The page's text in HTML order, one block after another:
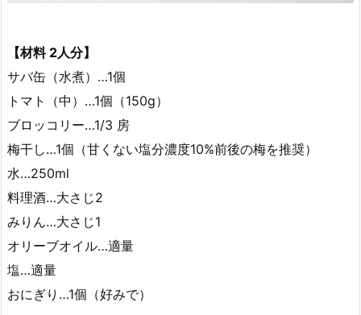
【材料 2人分】
サバ缶（水煮）…1個
トマト（中）…1個（150g）
ブロッコリー…1/3 房
梅干し…1個（甘くない塩分濃度10%前後の梅を推奨）
水…250ml
料理酒…大さじ2
みりん…大さじ1
オリーブオイル…適量
塩…適量
おにぎり…1個（好みで）